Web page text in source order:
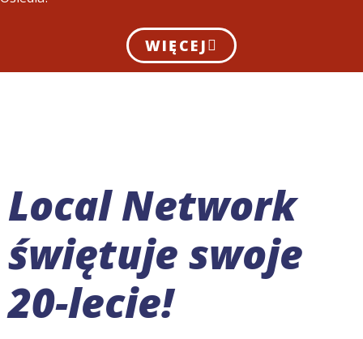
WIĘCEJ
Local Network
świętuje swoje
20-lecie!